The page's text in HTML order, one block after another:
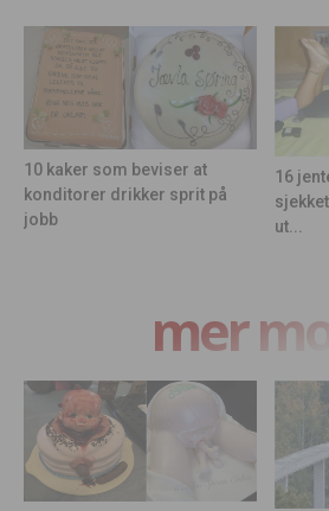
10 kaker som beviser at
konditorer drikker sprit på
jobb
16
ut...
mer